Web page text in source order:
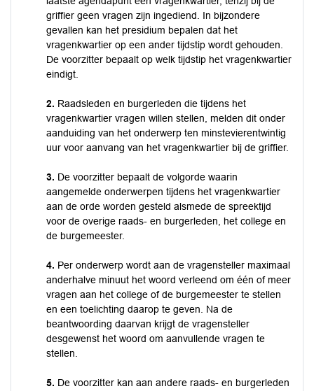
griffier geen vragen zijn ingediend. In bijzondere
gevallen kan het presidium bepalen dat het
vragenkwartier op een ander tijdstip wordt gehouden.
De voorzitter bepaalt op welk tijdstip het vragenkwartier
eindigt.
2. Raadsleden en burgerleden die tijdens het
vragenkwartier vragen willen stellen, melden dit onder
aanduiding van het onderwerp ten minstevierentwintig
uur voor aanvang van het vragenkwartier bij de griffier.
3. De voorzitter bepaalt de volgorde waarin
aangemelde onderwerpen tijdens het vragenkwartier
aan de orde worden gesteld alsmede de spreektijd
voor de overige raads- en burgerleden, het college en
de burgemeester.
4. Per onderwerp wordt aan de vragensteller maximaal
anderhalve minuut het woord verleend om één of meer
vragen aan het college of de burgemeester te stellen
en een toelichting daarop te geven. Na de
beantwoording daarvan krijgt de vragensteller
desgewenst het woord om aanvullende vragen te
stellen.
5. De voorzitter kan aan andere raads- en burgerleden